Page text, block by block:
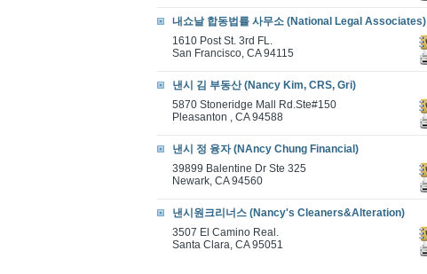
내쇼날 합동법률 사무소 (National Legal Associates)
1610 Post St. 3rd FL.
San Francisco, CA 94115
낸시 김 부동산 (Nancy Kim, CRS, Gri)
5870 Stoneridge Mall Rd.Ste#150
Pleasanton , CA 94588
낸시 정 융자 (NAncy Chung Financial)
39899 Balentine Dr Ste 325
Newark, CA 94560
낸시원크리너스 (Nancy's Cleaners&Alteration)
3507 El Camino Real.
Santa Clara, CA 95051